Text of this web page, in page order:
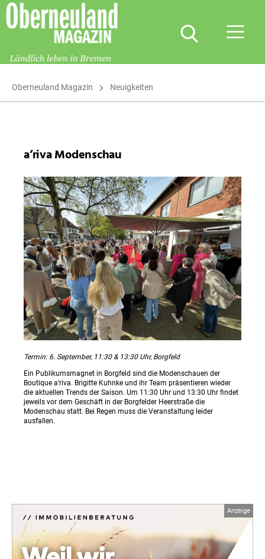
Oberneuland
Magazin
Oberneuland Magazin Neuigkeiten
a’riva Modenschau
Termin: 6. September, 11:30 & 13:30 Uhr, Borgfeld
Ein Publikumsmagnet in Borgfeld sind die Modenschauen der
Boutique a’riva. Brigitte Kuhnke und ihr Team präsentieren wieder
die aktuellen Trends der Saison. Um 11:30 Uhr und 13:30 Uhr findet
jeweils vor dem Geschäft in der Borgfelder Heerstraße die
Modenschau statt. Bei Regen muss die Veranstaltung leider
ausfallen.